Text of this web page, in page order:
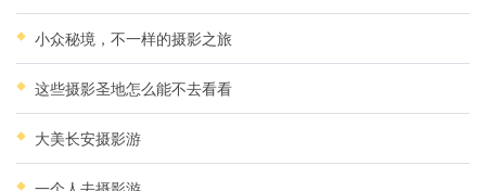
小众秘境，不一样的摄影之旅
这些摄影圣地怎么能不去看看
大美长安摄影游